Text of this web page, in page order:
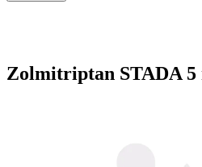
Zolmitriptan STADA 5